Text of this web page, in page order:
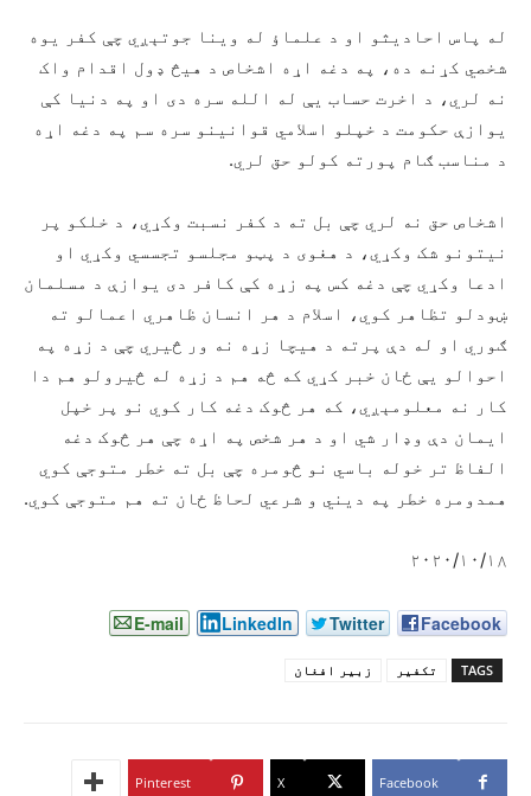
له پاس احادیثو او د علماؤ له وینا جوتېږي چې کفر یوه
شخصي کړنه ده، په دغه اړه اشخاص د هيڅ ډول اقدام واک
نه لري، د اخرت حساب يې له الله سره دی او په دنیا کې
یوازې حکومت د خپلو اسلامي قوانینو سره سم په دغه اړه
د مناسب ګام پورته کولو حق لري.
اشخاص حق نه لري چې بل ته د کفر نسبت وکړي، د خلکو پر
نیتونو شک وکړي، د هغوی د پټو مجلسو تجسسي وکړي او
ادعا وکړي چې دغه کس په زړه کې کافر دی یوازې د مسلمان
ښودلو تظاهر کوي، اسلام د هر انسان ظاهري اعمالو ته
ګوري او له دې پرته د هيچا زړه نه ور څيري چې د زړه په
احوالو يې ځان خبر کړي که څه هم د زړه له څیرولو هم دا
کار نه معلومېږي، که هر څوک دغه کار کوي نو پر خپل
ایمان دې وډار شي او د هر شخص په اړه چې هر څوک دغه
الفاظ تر خوله باسي نو څومره چې بل ته خطر متوجې کوي
همدومره خطر په دیني و شرعي لحاظ ځان ته هم متوجې کوي.
۲۰۲۰/۱۰/۱۸
Facebook
Twitter
LinkedIn
E-mail
TAGS تکفیر زبیر افغان
Facebook
X
Pinterest